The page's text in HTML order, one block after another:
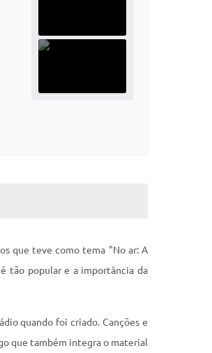
que teve como tema "No ar: A
tão popular e a importância da
quando foi criado. Canções e
que também integra o material